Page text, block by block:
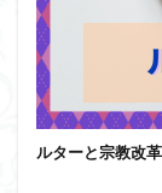
ルターと宗教改